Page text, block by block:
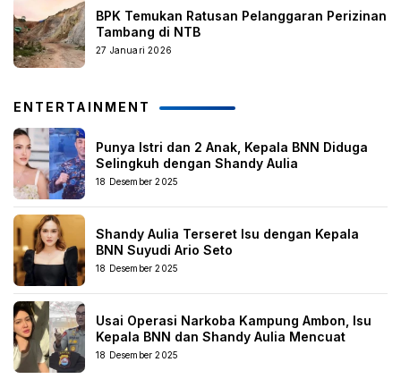
BPK Temukan Ratusan Pelanggaran Perizinan
Tambang di NTB
27 Januari 2026
ENTERTAINMENT
Punya Istri dan 2 Anak, Kepala BNN Diduga
Selingkuh dengan Shandy Aulia
18 Desember 2025
Shandy Aulia Terseret Isu dengan Kepala
BNN Suyudi Ario Seto
18 Desember 2025
Usai Operasi Narkoba Kampung Ambon, Isu
Kepala BNN dan Shandy Aulia Mencuat
18 Desember 2025